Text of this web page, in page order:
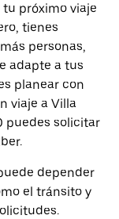
tu próximo viaje
tienes
personas,
adapte a tus
planear con
viaje a Villa
puedes solicitar
depender
el tránsito y